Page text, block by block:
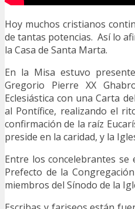
Hoy muchos cristianos
de tantas potencias. Así lo
la Casa de Santa Marta.
En la Misa estuvo
Gregorio Pierre XX
Eclesiástica con una Carta
al Pontífice, realizando el
confirmación de la raíz
preside en la caridad, y la
Entre los concelebrantes
Prefecto de la
miembros del Sínodo de la